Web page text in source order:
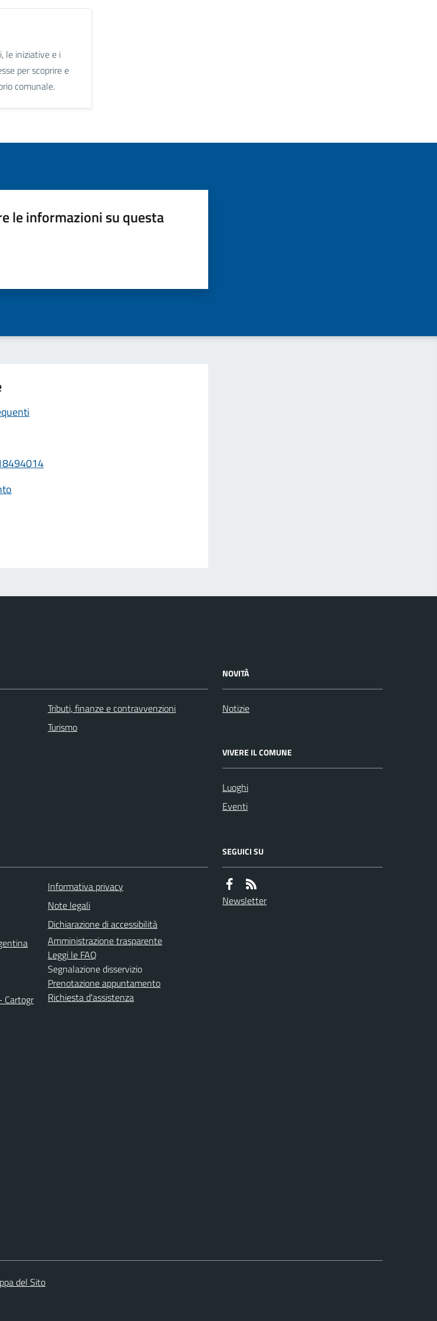
le iniziative e i
per scoprire e
comunale.
le informazioni su questa
Tributi, finanze e contravvenzioni
Turismo
NOVITÀ
Notizie
VIVERE IL COMUNE
Luoghi
Eventi
Cartogr
Informativa privacy
Note legali
Dichiarazione di accessibilità
Amministrazione trasparente
Leggi le FAQ
Segnalazione disservizio
Prenotazione appuntamento
Richiesta d'assistenza
SEGUICI SU
Newsletter
del Sito